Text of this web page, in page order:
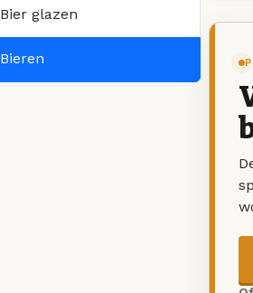
Bier glazen
Bieren